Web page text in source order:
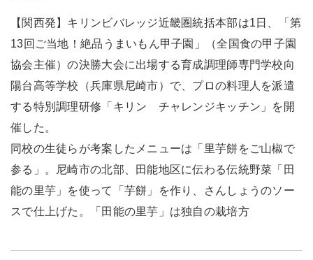
【関西発】キリンビバレッジ近畿圏統括本部は1日、「第
13回ご当地！絶品うまいもん甲子園」（全国食の甲子園
協会主催）の決勝大会に出場する育成調理師専門学校向
陽台高等学校（兵庫県尼崎市）で、プロの料理人を派遣
する特別調理研修「キリン チャレンジキッチン」を開
催した。
同校の生徒らが考案したメニューは「里芋餅をご山椒で
参る」。尼崎市の北部、田能地区に伝わる伝統野菜「田
能の里芋」を使って「芋餅」を作り、さんしょうのソー
スで仕上げた。「田能の里芋」は独自の栽培方